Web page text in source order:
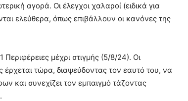
αγορά. Οι έλεγχοι χαλαροί (ειδικά για
ελεύθερα, όπως επιβάλλουν οι κανόνες της
μέχρι στιγμής (5/8/24). Οι
έρχεται τώρα, διαψεύδοντας τον εαυτό του, να
και συνεχίζει τον εμπαιγμό τάζοντας